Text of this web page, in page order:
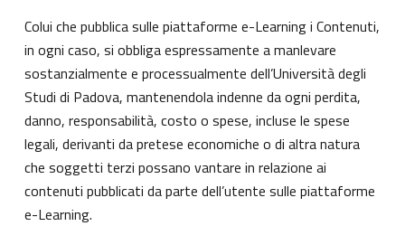
Colui che pubblica sulle piattaforme e-Learning i Contenuti,
in ogni caso, si obbliga espressamente a manlevare
sostanzialmente e processualmente dell’Università degli
Studi di Padova, mantenendola indenne da ogni perdita,
danno, responsabilità, costo o spese, incluse le spese
legali, derivanti da pretese economiche o di altra natura
che soggetti terzi possano vantare in relazione ai
contenuti pubblicati da parte dell’utente sulle piattaforme
e-Learning.